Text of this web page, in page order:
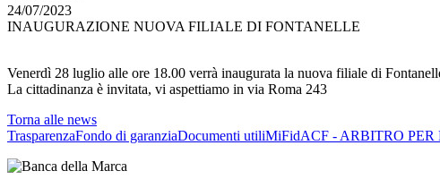
24/07/2023
INAUGURAZIONE NUOVA FILIALE DI FONTANELLE
Venerdì 28 luglio alle ore 18.00 verrà inaugurata la nuova filiale di
La cittadinanza è invitata, vi aspettiamo in via Roma 243
Torna alle news
TrasparenzaFondo di garanziaDocumenti utiliMiFidACF - ARBITRO